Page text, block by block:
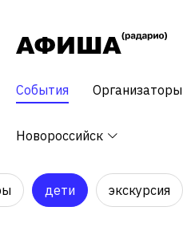
События Организаторы
Новороссийск
дети экскурсия